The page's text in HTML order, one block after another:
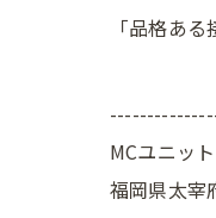
「品格あ
MCユニッ
福岡県太宰